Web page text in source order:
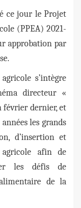
ce jour le Projet
(PPEA) 2021-
approbation par
s’intègre
directeur «
février dernier, et
les grands
d’insertion et
agricole afin de
les défis de
de la